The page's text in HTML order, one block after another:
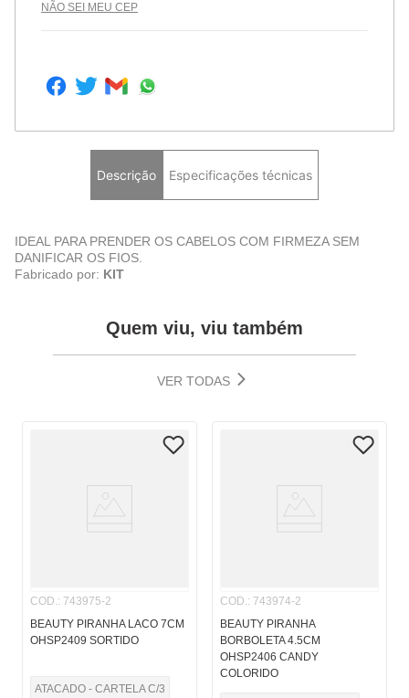
NÃO SEI MEU CEP
Descrição Especificações técnicas
IDEAL PARA PRENDER OS CABELOS COM FIRMEZA SEM
DANIFICAR OS FIOS.
Fabricado por: KIT
Quem viu, viu também
VER TODAS
COD.: 743975-2
BEAUTY PIRANHA LACO 7CM
OHSP2409 SORTIDO
ATACADO - CARTELA C/3
COD.: 743974-2
BEAUTY PIRANHA
BORBOLETA 4.5CM
OHSP2406 CANDY
COLORIDO